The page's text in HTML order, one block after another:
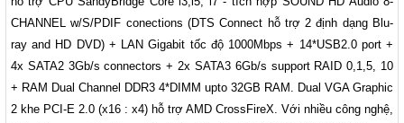
CHANNEL w/S/PDIF conections (DTS Connect hỗ trợ 2 định dạng Blu-
ray and HD DVD) + LAN Gigabit tốc độ 1000Mbps + 14*USB2.0 port +
4x SATA2 3Gb/s connectors + 2x SATA3 6Gb/s support RAID 0,1,5, 10
+ RAM Dual Channel DDR3 4*DIMM upto 32GB RAM. Dual VGA Graphic
2 khe PCI-E 2.0 (x16 : x4) hỗ trợ AMD CrossFireX. Với nhiều công nghệ,